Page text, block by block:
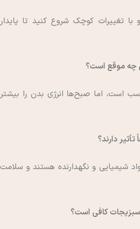
تغییرات کوچک شروع کنید تا پایدار
است، اما صبح‌ها انرژی بدن را بیشتر
شیمیایی و نگهدارنده هستند و سلامت